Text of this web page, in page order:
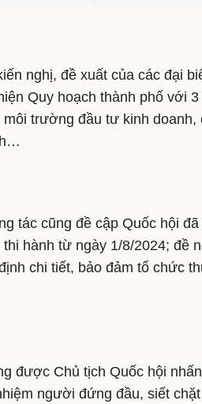
nghị, đề xuất của các đại
Quy hoạch thành phố với
trường đầu tư kinh doanh,
tác cũng đề cập Quốc hội
hành từ ngày 1/8/2024; đề
chi tiết, bảo đảm tổ chức
được Chủ tịch Quốc hội
người đứng đầu, siết